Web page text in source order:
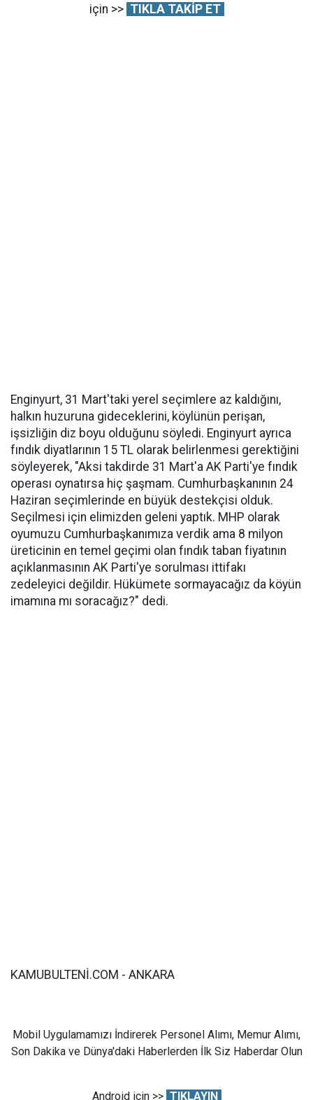
için >> TIKLA TAKİP ET
Enginyurt, 31 Mart'taki yerel seçimlere az kaldığını,
halkın huzuruna gideceklerini, köylünün perişan,
işsizliğin diz boyu olduğunu söyledi. Enginyurt ayrıca
fındık diyatlarının 15 TL olarak belirlenmesi gerektiğini
söyleyerek, "Aksi takdirde 31 Mart'a AK Parti'ye fındık
operası oynatırsa hiç şaşmam. Cumhurbaşkanının 24
Haziran seçimlerinde en büyük destekçisi olduk.
Seçilmesi için elimizden geleni yaptık. MHP olarak
oyumuzu Cumhurbaşkanımıza verdik ama 8 milyon
üreticinin en temel geçimi olan fındık taban fiyatının
açıklanmasının AK Parti'ye sorulması ittifakı
zedeleyici değildir. Hükümete sormayacağız da köyün
imamına mı soracağız?" dedi.
KAMUBULTENİ.COM - ANKARA
Mobil Uygulamamızı İndirerek Personel Alımı, Memur Alımı,
Son Dakika ve Dünya'daki Haberlerden İlk Siz Haberdar Olun
Android için >> TIKLAYIN